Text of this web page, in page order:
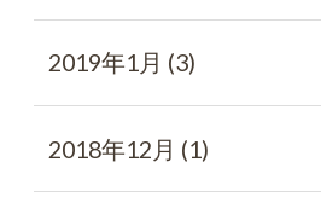
2019年1月 (3)
2018年12月 (1)